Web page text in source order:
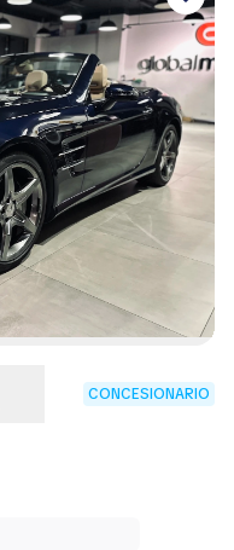
CONCESIONARIO